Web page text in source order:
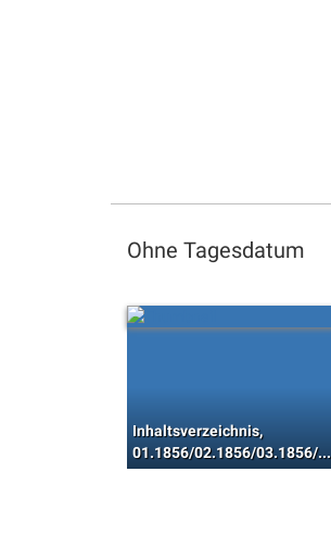
Ohne Tagesdatum
Inhaltsverzeichnis,
01.1856/02.1856/03.1856/04.1856/05.1856/06.1856